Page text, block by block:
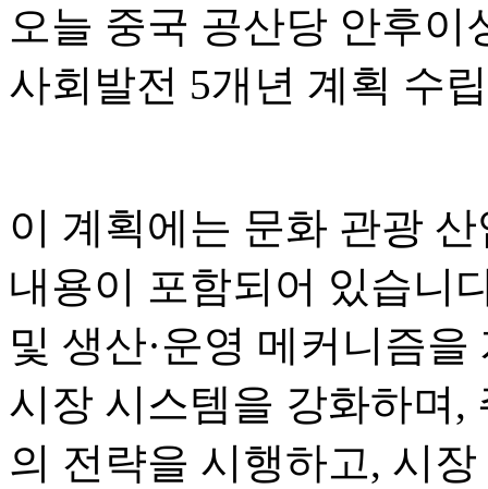
오늘 중국 공산당 안후이
사회발전 5개년 계획 수
이 계획에는 문화 관광
내용이 포함되어 있습니
및 생산·운영 메커니즘
시장 시스템을 강화하며,
의 전략을 시행하고, 시